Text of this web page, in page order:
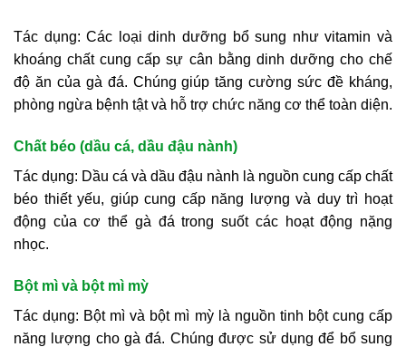
Tác dụng: Các loại dinh dưỡng bổ sung như vitamin và
khoáng chất cung cấp sự cân bằng dinh dưỡng cho chế
độ ăn của gà đá. Chúng giúp tăng cường sức đề kháng,
phòng ngừa bệnh tật và hỗ trợ chức năng cơ thể toàn diện.
Chất béo (dầu cá, dầu đậu nành)
Tác dụng: Dầu cá và dầu đậu nành là nguồn cung cấp chất
béo thiết yếu, giúp cung cấp năng lượng và duy trì hoạt
động của cơ thể gà đá trong suốt các hoạt động nặng
nhọc.
Bột mì và bột mì mỳ
Tác dụng: Bột mì và bột mì mỳ là nguồn tinh bột cung cấp
năng lượng cho gà đá. Chúng được sử dụng để bổ sung